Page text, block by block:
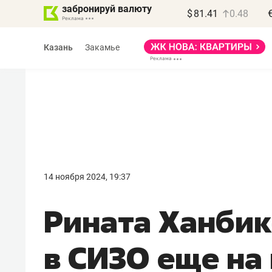
забронируй валюту $ 81.41 0.48
Казань Закамье
14 ноября 2024, 19:37
Рината
в СИЗО еще на
правил, бизнес может
потерять минимум
полгода»